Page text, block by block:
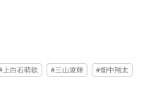
上白石萌歌 三山凌輝
畑中翔太